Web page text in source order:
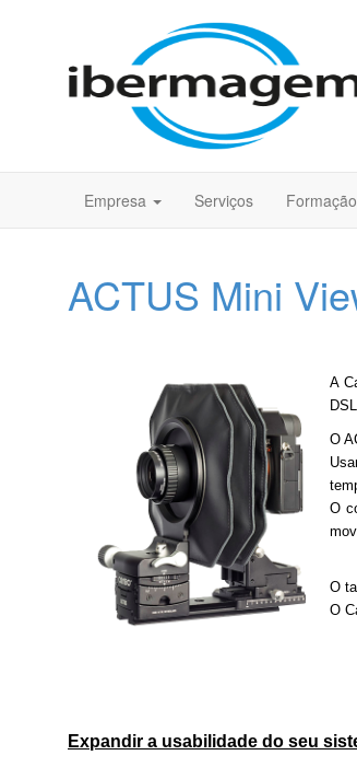
Empresa Serviços Formação
ACTUS Mini
A
O
O
O
O
Expandir a usabilidade do seu